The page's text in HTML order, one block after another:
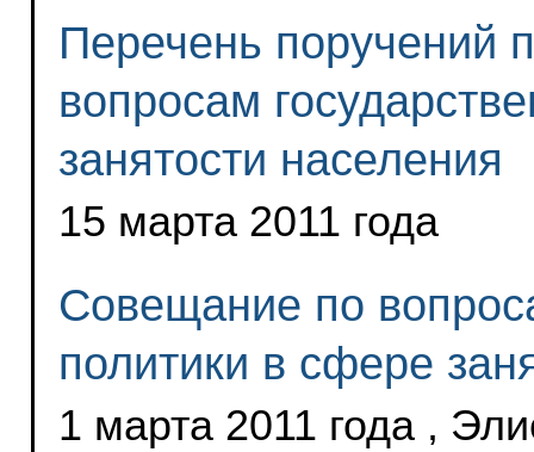
Перечень поручений
вопросам
занятости населения
15 марта 2011 года
Совещание по
политики в сфере
1 марта 2011 года ,